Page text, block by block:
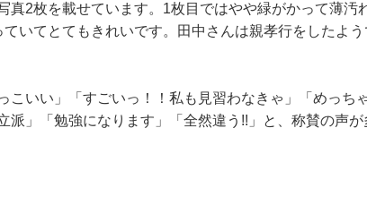
真2枚を載せています。1枚目ではやや緑がかって薄汚
いてとてもきれいです。田中さんは親孝行をしたよう
こいい」「すごいっ！！私も見習わなきゃ」「めっち
派」「勉強になります」「全然違う!!」と、称賛の声が